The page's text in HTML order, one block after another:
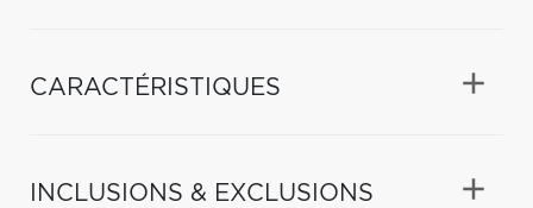
CARACTÉRISTIQUES
INCLUSIONS & EXCLUSIONS